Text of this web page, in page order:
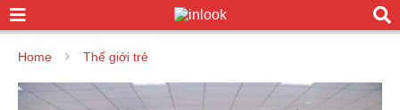
Home Thế giới trẻ